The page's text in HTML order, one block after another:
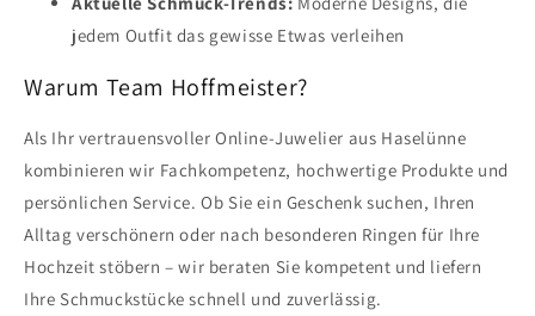
jedem Outfit das gewisse Etwas verleihen
Warum Team Hoffmeister?
Als Ihr vertrauensvoller Online-Juwelier aus Haselünne
kombinieren wir Fachkompetenz, hochwertige Produkte und
persönlichen Service. Ob Sie ein Geschenk suchen, Ihren
Alltag verschönern oder nach besonderen Ringen für Ihre
Hochzeit stöbern – wir beraten Sie kompetent und liefern
Ihre Schmuckstücke schnell und zuverlässig.